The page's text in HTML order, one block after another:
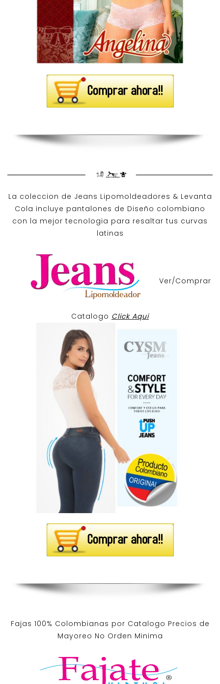
La coleccion de Jeans Lipomoldeadores & Levanta
Cola incluye pantalones de Diseño colombiano
con la mejor tecnologia para resaltar tus curvas
latinas
Ver/Comprar
Catalogo Click Aqui
Fajas 100% Colombianas por Catalogo Precios de
Mayoreo No Orden Minima